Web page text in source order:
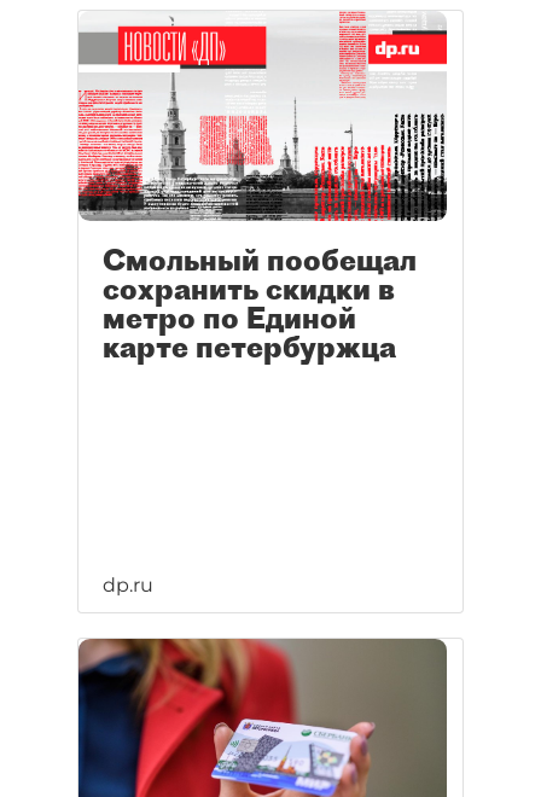
Смольный пообещал
сохранить скидки в
метро по Единой
карте петербуржца
dp.ru